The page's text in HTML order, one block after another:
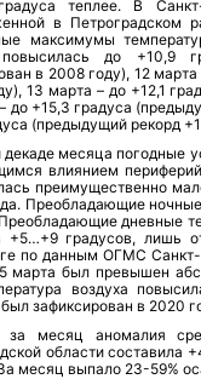
теплее. В
в Петроградском
максимумы
повысилась до +10,9
в 2008 году), 12
13 марта – до +12,1
до +15,3 градуса
(предыдущий рекорд
декаде месяца погодные
влиянием
преимущественно
Преобладающие
дневные
+5…+9 градусов, лишь
по данным ОГМС
марта был превышен
воздуха
зафиксирован в 2020
месяц аномалия
области составила
месяц выпало 23-59%